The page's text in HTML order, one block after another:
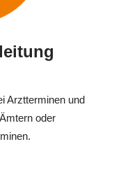
Arztterminen und
oder